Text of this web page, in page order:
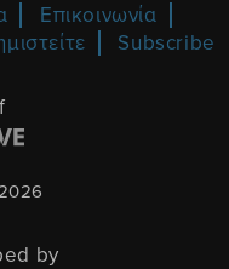
Επικοινωνία
Subscribe
by